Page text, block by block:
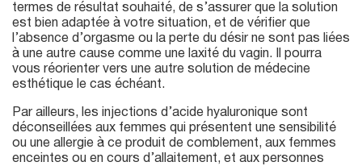
termes de résultat souhaité, de s’assurer que la solution
est bien adaptée à votre situation, et de vérifier que
l’absence d’orgasme ou la perte du désir ne sont pas liées
à une autre cause comme une laxité du vagin. Il pourra
vous réorienter vers une autre solution de médecine
esthétique le cas échéant.
Par ailleurs, les injections d’acide hyaluronique sont
déconseillées aux femmes qui présentent une sensibilité
ou une allergie à ce produit de comblement, aux femmes
enceintes ou en cours d’allaitement, et aux personnes